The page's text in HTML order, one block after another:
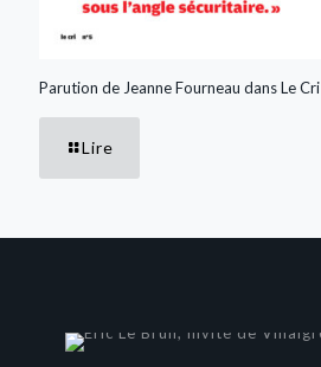
Parution de Jeanne Fourneau dans Le Cri
Lire